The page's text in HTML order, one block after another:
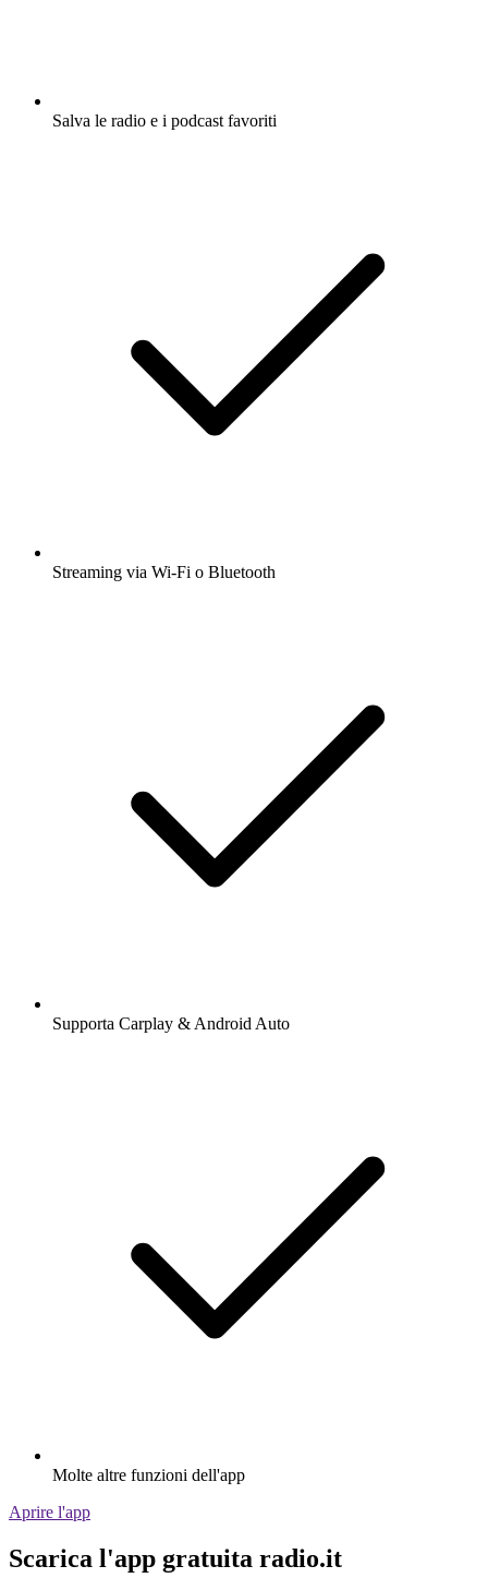
Salva le radio e i podcast favoriti
Streaming via Wi-Fi o Bluetooth
Supporta Carplay & Android Auto
Molte altre funzioni dell'app
Aprire l'app
Scarica l'app gratuita radio.it